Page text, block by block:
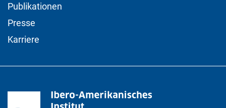
Publikationen
Presse
Karriere